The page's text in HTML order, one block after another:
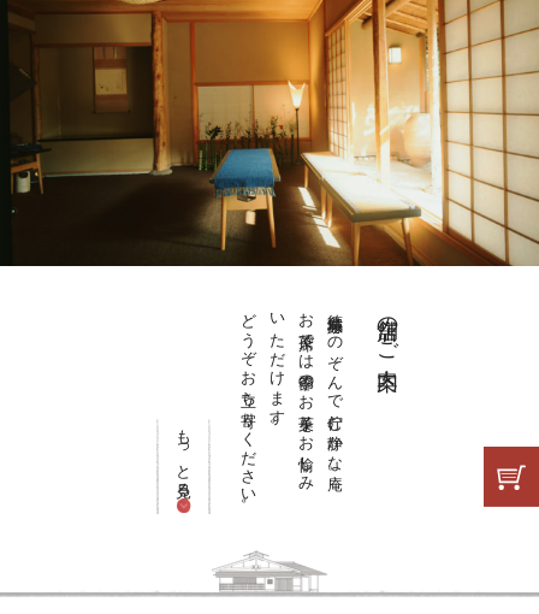
店舗のご案内
徳島城跡をのぞんで佇む静かな庵。
お茶席では季節のお菓子をお愉しみ
いただけます。
どうぞお立ち寄りください。
もっと見る